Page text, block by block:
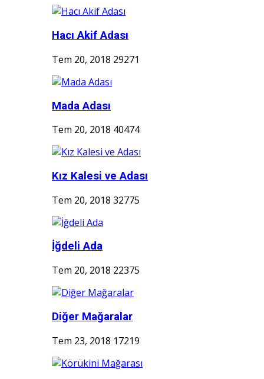
Hacı Akif Adası
Tem 20, 2018 29271
Mada Adası
Tem 20, 2018 40474
Kız Kalesi ve Adası
Tem 20, 2018 32775
İğdeli Ada
Tem 20, 2018 22375
Diğer Mağaralar
Tem 23, 2018 17219